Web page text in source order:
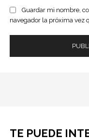
Guardar mi nombre,
navegador la próxima vez
TE PUEDE